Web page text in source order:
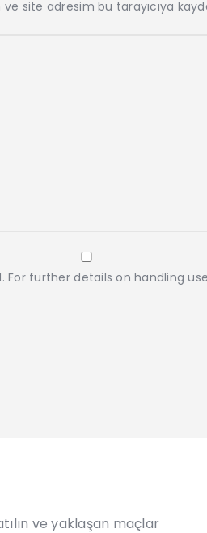
site adresim bu tarayıcıya
further details on handling
ve yaklaşan maçlar